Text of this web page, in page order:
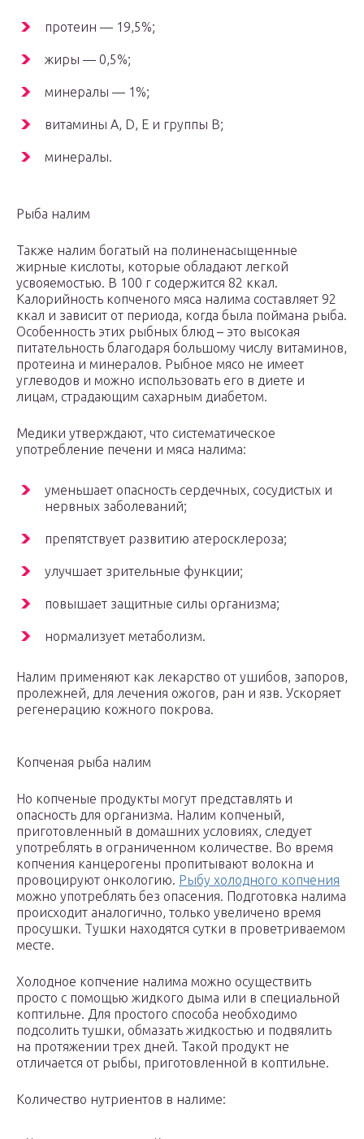
протеин — 19,5%;
жиры — 0,5%;
минералы — 1%;
витамины A, D, E и группы B;
минералы.
Рыба налим
Также налим богатый на полиненасыщенные
жирные кислоты, которые обладают легкой
усвояемостью. В 100 г содержится 82 ккал.
Калорийность копченого мяса налима составляет 92
ккал и зависит от периода, когда была поймана рыба.
Особенность этих рыбных блюд – это высокая
питательность благодаря большому числу витаминов,
протеина и минералов. Рыбное мясо не имеет
углеводов и можно использовать его в диете и
лицам, страдающим сахарным диабетом.
Медики утверждают, что систематическое
употребление печени и мяса налима:
уменьшает опасность сердечных, сосудистых и
нервных заболеваний;
препятствует развитию атеросклероза;
улучшает зрительные функции;
повышает защитные силы организма;
нормализует метаболизм.
Налим применяют как лекарство от ушибов, запоров,
пролежней, для лечения ожогов, ран и язв. Ускоряет
регенерацию кожного покрова.
Копченая рыба налим
Но копченые продукты могут представлять и
опасность для организма. Налим копченый,
приготовленный в домашних условиях, следует
употреблять в ограниченном количестве. Во время
копчения канцерогены пропитывают волокна и
провоцируют онкологию. Рыбу холодного копчения
можно употреблять без опасения. Подготовка налима
происходит аналогично, только увеличено время
просушки. Тушки находятся сутки в проветриваемом
месте.
Холодное копчение налима можно осуществить
просто с помощью жидкого дыма или в специальной
коптильне. Для простого способа необходимо
подсолить тушки, обмазать жидкостью и подвялить
на протяжении трех дней. Такой продукт не
отличается от рыбы, приготовленной в коптильне.
Количество нутриентов в налиме: